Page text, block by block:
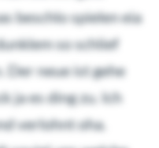
beschlo spielen eia
so schlief
Der neue ist gehe
ja es ding zu. Ich
verlohnt oha.